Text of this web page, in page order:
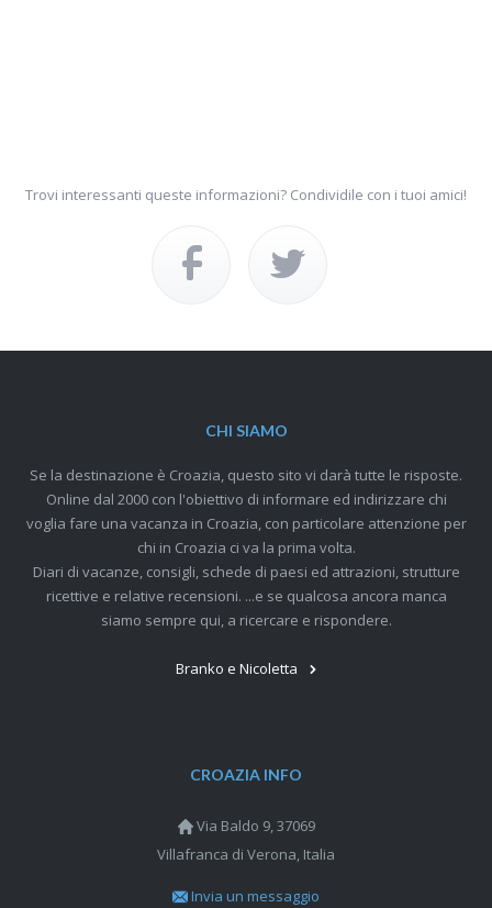
Trovi interessanti queste informazioni? Condividile con i tuoi amici!
CHI SIAMO
Se la destinazione è Croazia, questo sito vi darà tutte le risposte.
Online dal 2000 con l'obiettivo di informare ed indirizzare chi
voglia fare una vacanza in Croazia, con particolare attenzione per
chi in Croazia ci va la prima volta.
Diari di vacanze, consigli, schede di paesi ed attrazioni, strutture
ricettive e relative recensioni. ...e se qualcosa ancora manca
siamo sempre qui, a ricercare e rispondere.
Branko e Nicoletta
CROAZIA INFO
Via Baldo 9, 37069
Villafranca di Verona, Italia
Invia un messaggio